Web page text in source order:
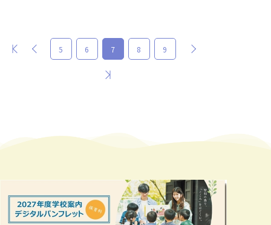
最初 前 5 6 7 8 9
最後